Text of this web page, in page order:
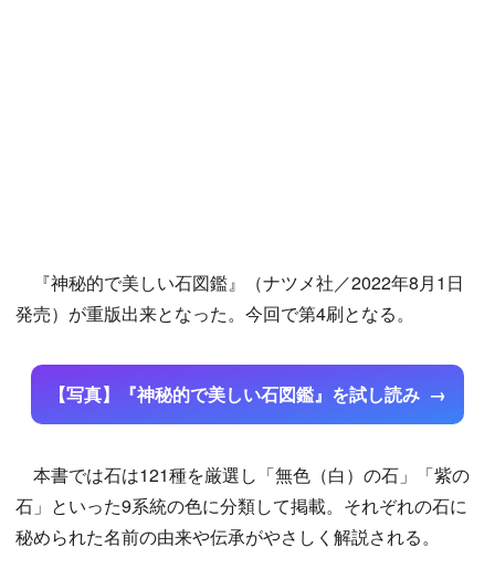
『神秘的で美しい石図鑑』（ナツメ社／2022年8月1日
発売）が重版出来となった。今回で第4刷となる。
【写真】『神秘的で美しい石図鑑』を試し読み
本書では石は121種を厳選し「無色（白）の石」「紫の
石」といった9系統の色に分類して掲載。それぞれの石に
秘められた名前の由来や伝承がやさしく解説される。